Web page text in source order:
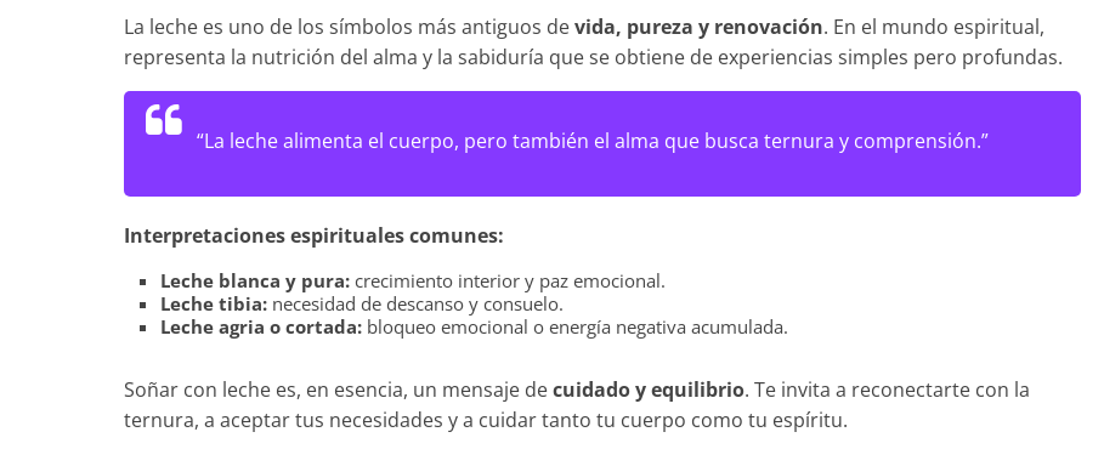
La leche es uno de los símbolos más antiguos devida, pureza y renovación. En el mundo espiritual,
representa la nutrición del alma y la sabiduría que se obtiene de experiencias simples pero profundas.
“La leche alimenta el cuerpo, pero también el alma que busca ternura y comprensión.”
Interpretaciones espirituales comunes:
Leche blanca y pura: crecimiento interior y paz emocional.
Leche tibia: necesidad de descanso y consuelo.
Leche agria o cortada: bloqueo emocional o energía negativa acumulada.
Soñar con leche es, en esencia, un mensaje decuidado y equilibrio. Te invita a reconectarte con la
ternura, a aceptar tus necesidades y a cuidar tanto tu cuerpo como tu espíritu.